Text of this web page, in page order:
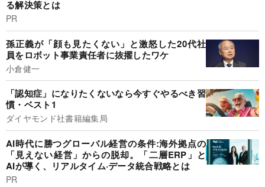
る解決策とは
PR
孫正義が「顔も見たくない」と激怒した20代社
員をロボット事業責任者に抜擢したワケ
小倉健一
「認知症」になりたくないなら今すぐやるべき習
慣・ベスト1
ダイヤモンド社書籍編集局
AI時代に勝つグローバル経営の条件:海外拠点の
「見えない経営」からの脱却。「二層ERP」と
AIが導く、リアルタイム·データ統合戦略とは
PR